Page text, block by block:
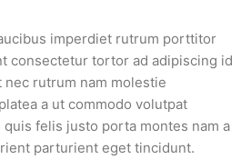
imperdiet rutrum porttitor
consectetur tortor ad adipiscing id
nec rutrum nam molestie
a ut commodo volutpat
felis justo porta montes nam a
parturient eget tincidunt.